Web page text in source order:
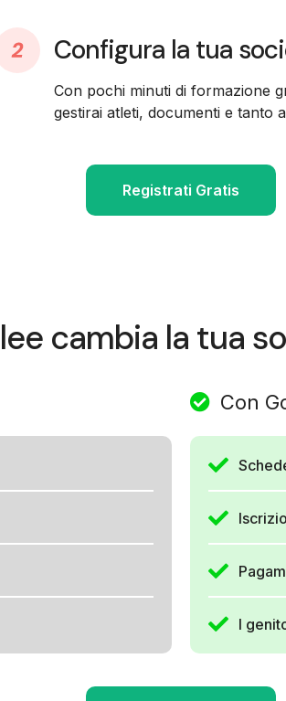
Configura la tua
Con pochi minuti di formazione
gestirai atleti, documenti e tanto
Registrati Gratis
cambia la tua
Con
I